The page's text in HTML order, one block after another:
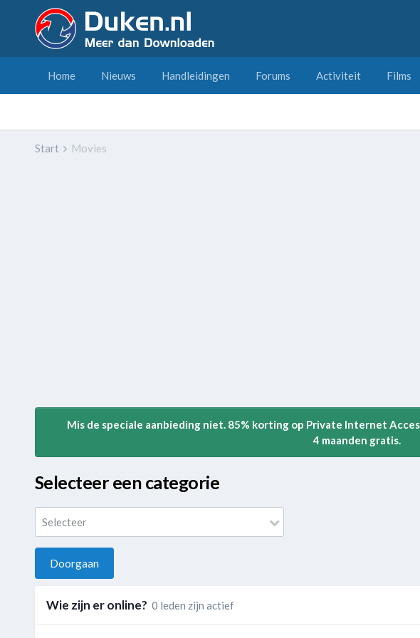
Home Nieuws Handleidingen Forums Activiteit Films
Start Movies
Mis de speciale aanbieding niet. 85% korting op Private Internet
4 maanden gratis.
Selecteer een categorie
Selecteer
Doorgaan
Wie zijn er online? 0 leden zijn actief